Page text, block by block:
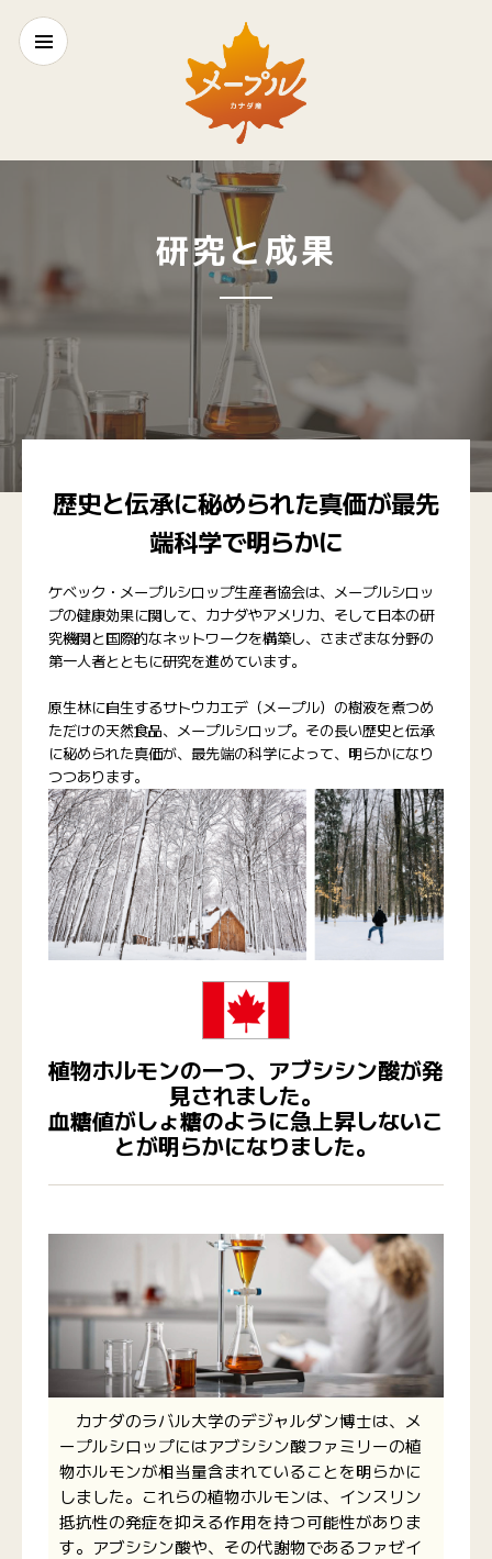
研究と成果
歴史と伝承に秘められた真価が最先
端科学で明らかに
ケベック・メープルシロップ生産者協会は、メープルシロッ
プの健康効果に関して、カナダやアメリカ、そして日本の研
究機関と国際的なネットワークを構築し、さまざまな分野の
第一人者とともに研究を進めています。
原生林に自生するサトウカエデ（メープル）の樹液を煮つめ
ただけの天然食品、メープルシロップ。その長い歴史と伝承
に秘められた真価が、最先端の科学によって、明らかになり
つつあります。
植物ホルモンの一つ、アブシシン酸が発
見されました。
血糖値がしょ糖のように急上昇しないこ
とが明らかになりました。
カナダのラバル大学のデジャルダン博士は、メ
ープルシロップにはアブシシン酸ファミリーの植
物ホルモンが相当量含まれていることを明らかに
しました。これらの植物ホルモンは、インスリン
抵抗性の発症を抑える作用を持つ可能性がありま
す。アブシシン酸や、その代謝物であるファゼイ